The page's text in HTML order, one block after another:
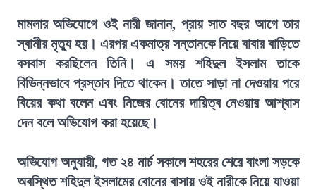
মামলার অভিযোগে ওই নারী জানান, প্রায় সাত বছর আগে তার
স্বামীর মৃত্যু হয়। এরপর একমাত্র সন্তানকে নিয়ে বাবার বাড়িতে
বসবাস করছিলেন তিনি। এ সময় শহিদুল ইসলাম তাকে
বিভিন্নভাবে প্রস্তাব দিতে থাকেন। তাতে সাড়া না দেওয়ায় পরে
বিয়ের কথা বলেন এবং নিজের বোনের দায়িত্ব নেওয়ার আশ্বাস
দেন বলে অভিযোগ করা হয়েছে।
অভিযোগ অনুযায়ী, গত ২৪ মার্চ সকালে শহরের শেরে বাংলা সড়কে
অবস্থিত শহিদুল ইসলামের বোনের বাসায় ওই নারীকে নিয়ে যাওয়া